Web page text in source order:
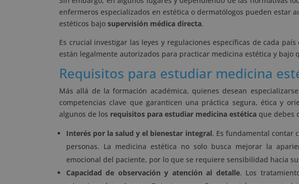
enfermeros especializados en estética o dermatólogos pueden estar
estéticos bajo supervisión médica directa.
Es crucial investigar las leyes y regulaciones específicas de cada
están legalmente autorizados para practicar medicina estética y bajo
Requisitos para estudiar medicina
Más allá de la formación académica, quienes desean
competencias clave que garanticen una práctica segura, ética y
algunos de los requisitos para estudiar medicina estética que debes
Interés por la salud y el bienestar integral. Es fundamental contar
personas. La medicina estética no solo busca mejorar la
emocional del paciente, por lo que se requiere sensibilidad hacia
Capacidad de observación y atención al detalle. Los